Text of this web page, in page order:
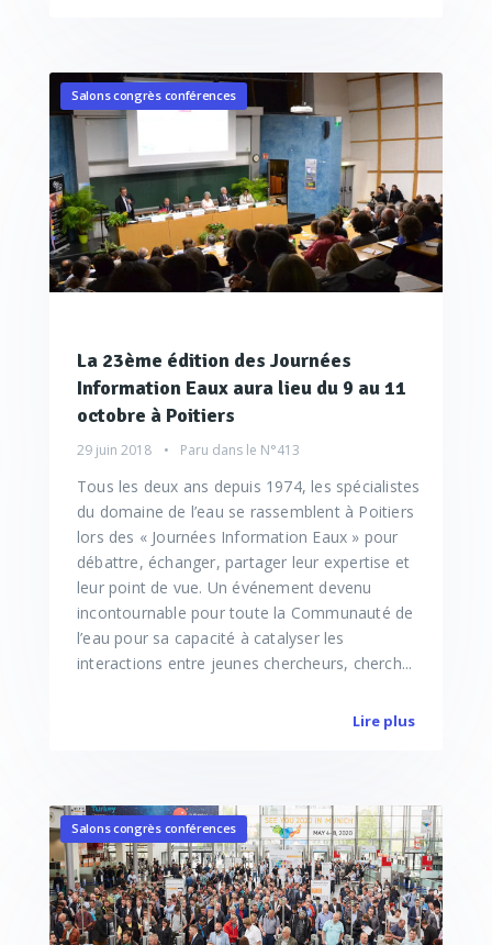
Salons congrès conférences
La 23ème édition des Journées
Information Eaux aura lieu du 9 au 11
octobre à Poitiers
29 juin 2018 Paru dans le N°413
Tous les deux ans depuis 1974, les spécialistes
du domaine de l’eau se rassemblent à Poitiers
lors des « Journées Information Eaux » pour
débattre, échanger, partager leur expertise et
leur point de vue. Un événement devenu
incontournable pour toute la Communauté de
l’eau pour sa capacité à catalyser les
interactions entre jeunes chercheurs, cherch...
Lire plus
Salons congrès conférences